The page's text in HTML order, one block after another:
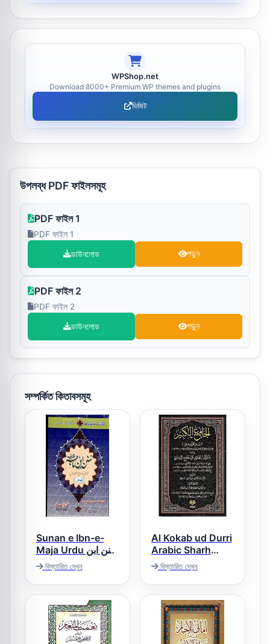
WPShop.net
Download 8000+ Premium WP themes and plugins
ভিজিট
উপলব্ধ PDF ফাইলসমূহ
PDF ফাইল 1
PDF ফাইল 1
ডাউনলোড পড়ুন
PDF ফাইল 2
PDF ফাইল 2
ডাউনলোড পড়ুন
সম্পর্কিত কিতাবসমূহ
Sunan e Ibn-e-
Maja Urdu سنن ابن
ماجہ اردو
বিস্তারিত দেখুন
Al Kokab ud Durri
Arabic Sharh
Tirmezi الکوکب
الدری عربی شرح
سنن الترمذی
বিস্তারিত দেখুন